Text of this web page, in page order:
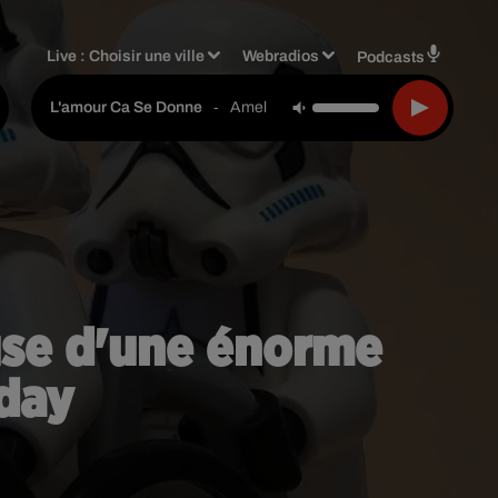
Live :Choisir une ville Webradios Podcasts
L'amour Ca Se Donne - Amel Bent
d'une énorme